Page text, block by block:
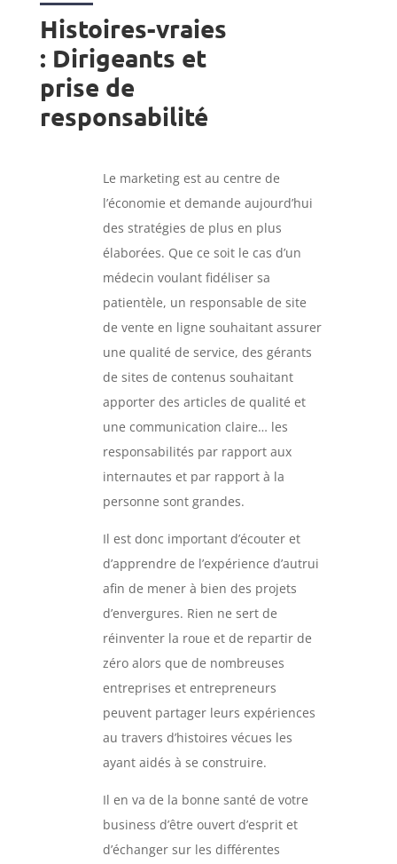
Histoires-vraies
: Dirigeants et
prise de
responsabilité
Le marketing est au centre de
l’économie et demande aujourd’hui
des stratégies de plus en plus
élaborées. Que ce soit le cas d’un
médecin voulant fidéliser sa
patientèle, un responsable de site
de vente en ligne souhaitant assurer
une qualité de service, des gérants
de sites de contenus souhaitant
apporter des articles de qualité et
une communication claire… les
responsabilités par rapport aux
internautes et par rapport à la
personne sont grandes.
Il est donc important d’écouter et
d’apprendre de l’expérience d’autrui
afin de mener à bien des projets
d’envergures. Rien ne sert de
réinventer la roue et de repartir de
zéro alors que de nombreuses
entreprises et entrepreneurs
peuvent partager leurs expériences
au travers d’histoires vécues les
ayant aidés à se construire.
Il en va de la bonne santé de votre
business d’être ouvert d’esprit et
d’échanger sur les différentes